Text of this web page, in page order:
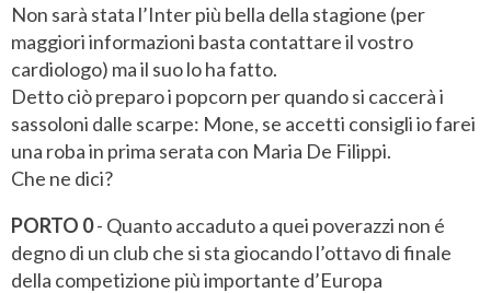
Non sarà stata l’Inter più bella della stagione (per
maggiori informazioni basta contattare il vostro
cardiologo) ma il suo lo ha fatto.
Detto ciò preparo i popcorn per quando si caccerà i
sassoloni dalle scarpe: Mone, se accetti consigli io farei
una roba in prima serata con Maria De Filippi.
Che ne dici?
PORTO 0- Quanto accaduto a quei poverazzi non é
degno di un club che si sta giocando l’ottavo di finale
della competizione più importante d’Europa